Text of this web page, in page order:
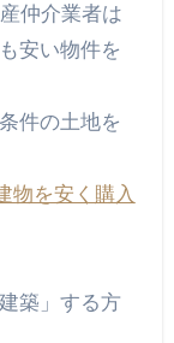
仲介業者は
安い物件を
件の土地を
物を安く購入
築」する方